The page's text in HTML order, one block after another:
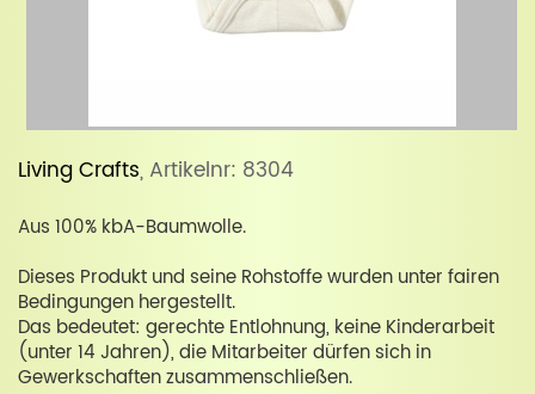
Living Crafts, Artikelnr: 8304
Aus 100% kbA-Baumwolle.
Dieses Produkt und seine Rohstoffe wurden unter fairen
Bedingungen hergestellt.
Das bedeutet: gerechte Entlohnung, keine Kinderarbeit
(unter 14 Jahren), die Mitarbeiter dürfen sich in
Gewerkschaften zusammenschließen.